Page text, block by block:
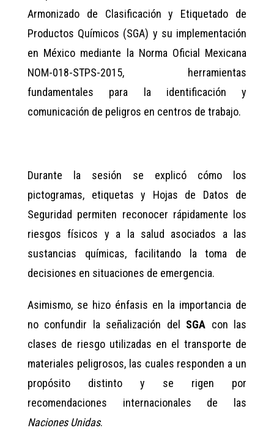
Armonizado de Clasificación y Etiquetado de
Productos Químicos (SGA) y su implementación
en México mediante la Norma Oficial Mexicana
NOM-018-STPS-2015, herramientas
fundamentales para la identificación y
comunicación de peligros en centros de trabajo.
Durante la sesión se explicó cómo los
pictogramas, etiquetas y Hojas de Datos de
Seguridad permiten reconocer rápidamente los
riesgos físicos y a la salud asociados a las
sustancias químicas, facilitando la toma de
decisiones en situaciones de emergencia.
Asimismo, se hizo énfasis en la importancia de
no confundir la señalización del SGA con las
clases de riesgo utilizadas en el transporte de
materiales peligrosos, las cuales responden a un
propósito distinto y se rigen por
recomendaciones internacionales de las
Naciones Unidas.